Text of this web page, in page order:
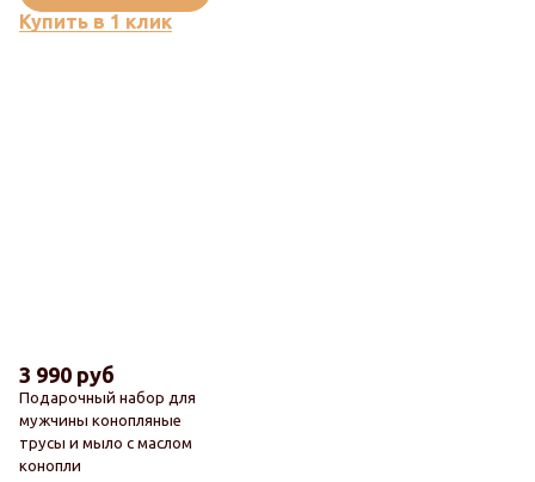
Купить в 1 клик
Новинка
Подарочный набор для
мужчины конопляные
трусы и мыло с маслом
конопли
3 990 руб